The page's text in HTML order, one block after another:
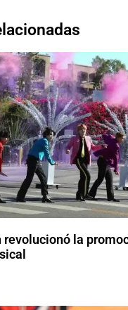
revolucionó la